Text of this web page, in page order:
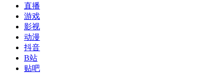
直播
游戏
影视
动漫
抖音
B站
贴吧